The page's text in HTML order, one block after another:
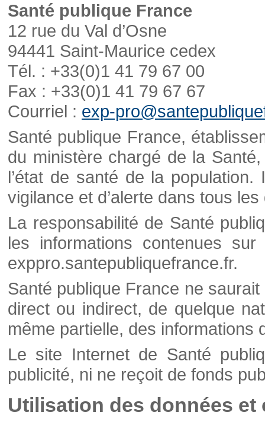
Santé publique France
12 rue du Val d’Osne
94441 Saint-Maurice cedex
Tél. : +33(0)1 41 79 67 00
Fax : +33(0)1 41 79 67 67
Courriel : exp-
Santé publique France,
du ministère chargé de la
l’état de santé de la
vigilance et d’alerte dans tous
La responsabilité de Santé
les informations contenues
exppro.santepubliquefrance.fr.
Santé publique France ne
direct ou indirect, de quelque
même partielle, des informations
Le site Internet de Santé
publicité, ni ne reçoit de fonds
Utilisation des données et